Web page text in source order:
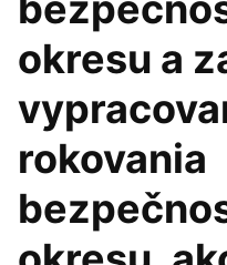
okresu a
rokovania